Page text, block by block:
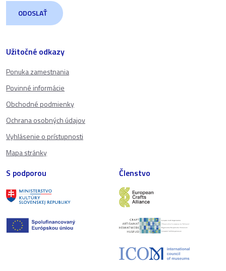
Užitočné odkazy
Ponuka zamestnania
Povinné informácie
Obchodné podmienky
Ochrana osobných údajov
Vyhlásenie o prístupnosti
Mapa stránky
S podporou Členstvo